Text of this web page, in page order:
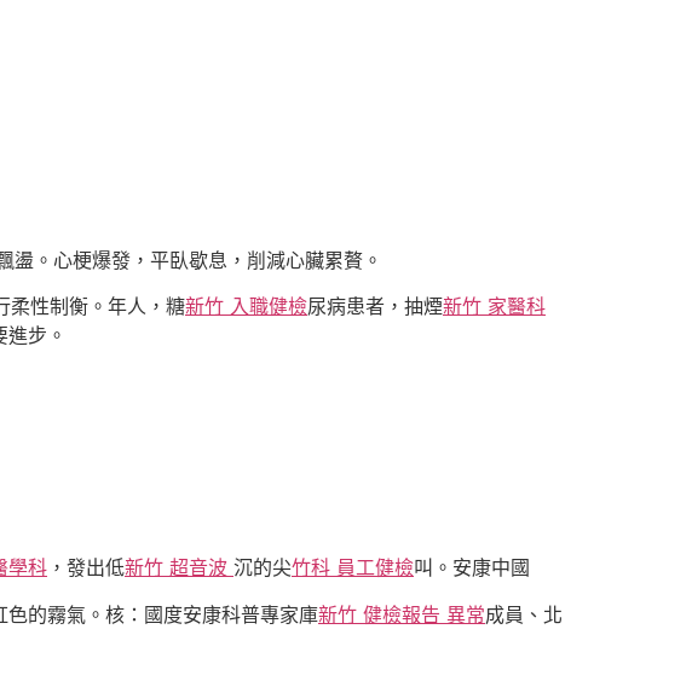
。心梗爆發，平臥歇息，削減心臟累贅。
柔性制衡。年人，糖新竹 入職健檢尿病患者，抽煙新竹 家醫科
進步。
學科 ，發出低新竹 超音波 沉的尖竹科 員工健檢叫。安康中國
的霧氣。核：國度安康科普專家庫新竹 健檢報告 異常成員、北